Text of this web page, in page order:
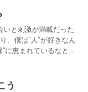
いと刺激が満載だった
、僕は"人"が好きなん
恵まれているなと...
う